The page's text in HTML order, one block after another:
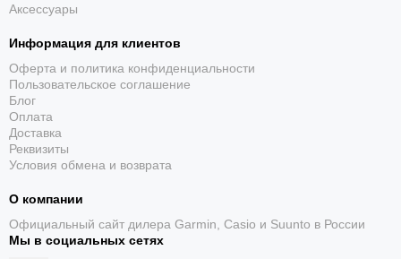
Это идеальный выбор для тех, кто ценит изысканность и
Идеально подойдут для:
Стильных и современных мужчин, которые ценят
элегантность и функциональность.
Путешественников, которым необходимы точные и надежные
часы с мировым временем.
Тех, кто ищет высококачественные часы с японским
характером.
Аксессуары
Информация для клиентов
Оферта и политика конфиденциальности
Пользовательское соглашение
Блог
Оплата
Доставка
Реквизиты
Условия обмена и возврата
О компании
Официальный сайт дилера Garmin, Casio и Suunto в России
Мы в социальных сетях